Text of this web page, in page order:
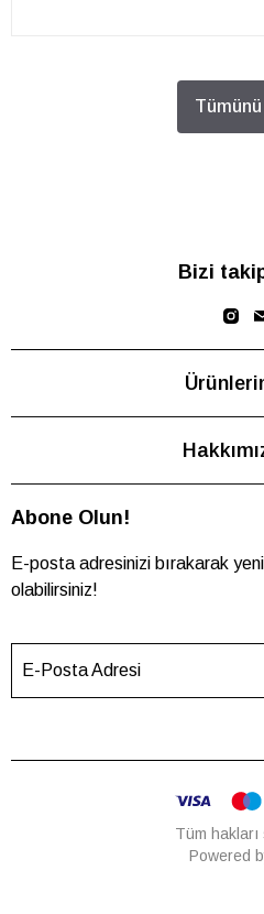
Bizi
Abone Olun!
E-posta adresinizi bırakarak
olabilirsiniz!
E-Posta Adresi
Tüm hakları
Powered